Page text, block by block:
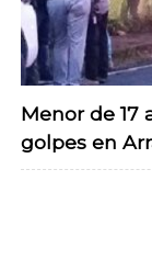
Menor de 17
golpes en